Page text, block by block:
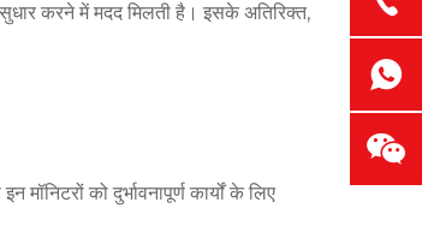
करने में मदद मिलती है। इसके अतिरिक्त,
को दुर्भावनापूर्ण कार्यों के लिए